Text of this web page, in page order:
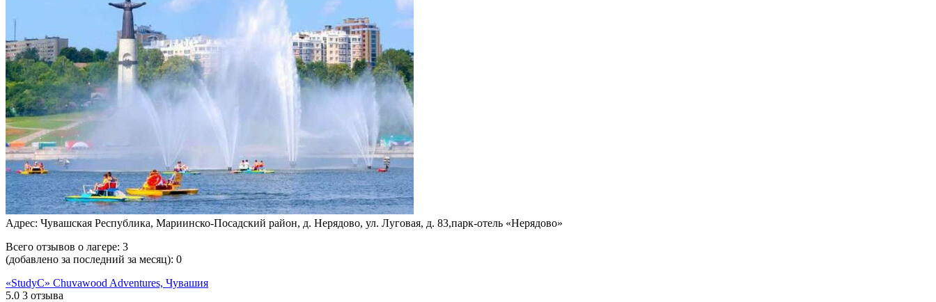
Адрес: Чувашская Республика, Мариинско-Посадский район, д. Нерядово, ул. Луговая, д. 83,парк-отель «Нерядово»
Всего отзывов о лагере: 3
(добавлено за последний за месяц): 0
«StudyC» Chuvawood Adventures, Чувашия
5.0 3 отзыва